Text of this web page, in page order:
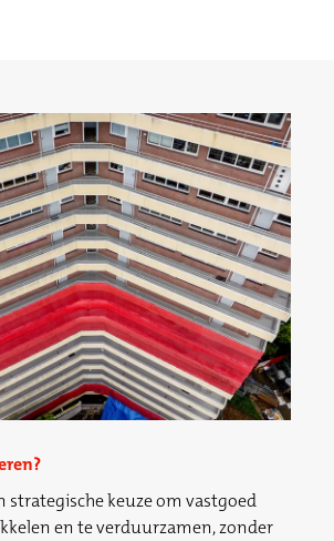
strategische keuze om vastgoed
en te verduurzamen, zonder